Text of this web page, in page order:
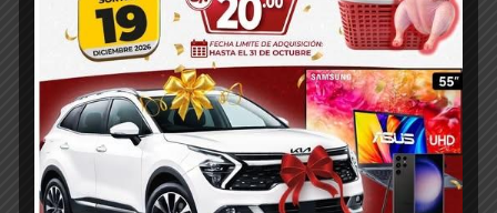
Decano Departamental
Dr. Ing. CIP Jaime Walter Blas Cano